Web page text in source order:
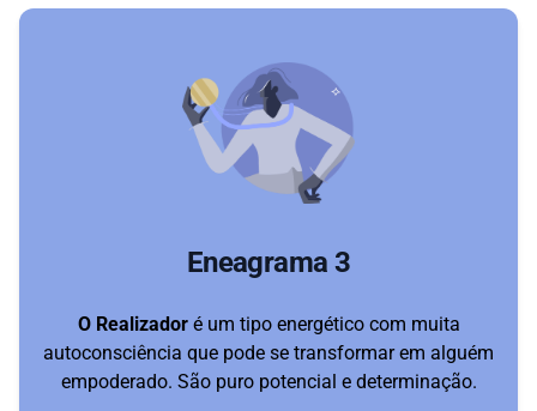
Eneagrama 3
O Realizadoré um tipo energético com muita
autoconsciência que pode se transformar em alguém
empoderado. São puro potencial e determinação.